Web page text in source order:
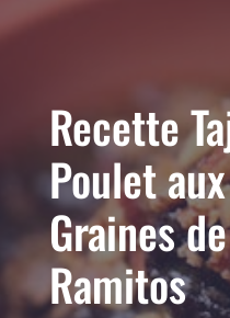
Recette
Poulet
Graines
Ramitos